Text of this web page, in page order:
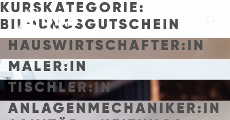
KURSKATEGORIE:
BILDUNGSGUTSCHEIN
HAUSWIRTSCHAFTER:IN
MALER:IN
TISCHLER:IN
ANLAGENMECHANIKER:IN